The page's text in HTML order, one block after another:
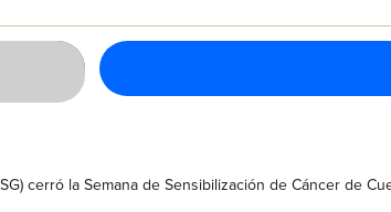
cerró la Semana de Sensibilización de Cáncer de